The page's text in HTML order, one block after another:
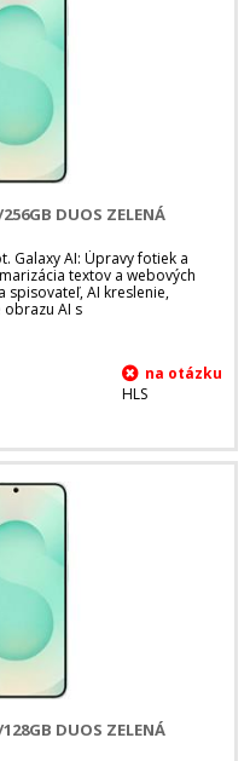
DUOS ZELENÁ
Galaxy AI: Úpravy fotiek a
textov a webových
spisovateľ, AI kreslenie,
AI s
HLS
DUOS ZELENÁ